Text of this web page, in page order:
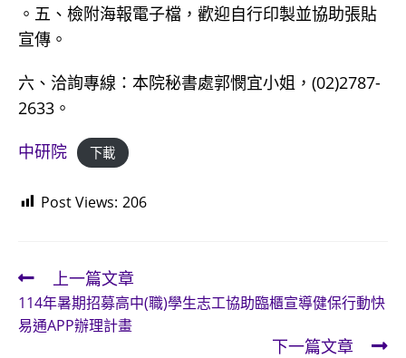
。五、檢附海報電子檔，歡迎自行印製並協助張貼
宣傳。
六、洽詢專線：本院秘書處郭憫宜小姐，(02)2787-
2633。
中研院
下載
Post Views: 206
Read
more
articles
上一篇文章
114年暑期招募高中(職)學生志工協助臨櫃宣導健保行動快
易通APP辦理計畫
下一篇文章